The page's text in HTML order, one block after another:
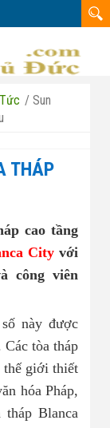
/ Sun
THÁP
cao tầng
City với
công viên
này được
tòa tháp
thế giới thiết
hóa Pháp,
Blanca